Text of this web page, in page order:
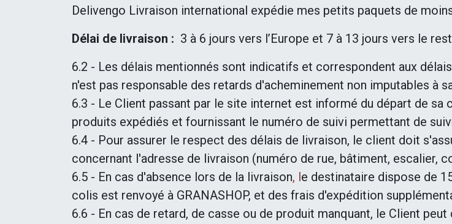
Delivengo Livraison international expédie mes petits paquets de
Délai de livraison : 3 à 6 jours vers l’Europe et 7 à 13 jours vers le
6.2 - Les délais mentionnés sont indicatifs et correspondent aux
n'est pas responsable des retards d'acheminement non imputables à
6.3 - Le Client passant par le site internet est informé du départ de
produits expédiés et fournissant le numéro de suivi permettant de
6.4 - Pour assurer le respect des délais de livraison, le client doit
concernant l'adresse de livraison (numéro de rue, bâtiment, escalier,
6.5 - En cas d'absence lors de la livraison, le destinataire dispose de
colis est renvoyé à GRANASHOP, et des frais d'expédition
6.6 - En cas de retard, de casse ou de produit manquant, le Client